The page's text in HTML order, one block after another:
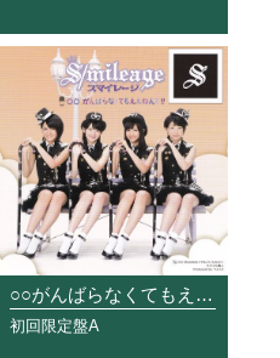
○○がんばらなくてもええねんで!!
初回限定盤A